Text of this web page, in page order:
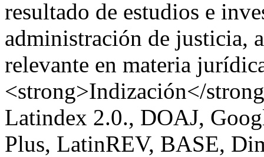
resultado de estudios e
administración de justicia,
relevante en materia
<strong>Indización</
Latindex 2.0., DOAJ,
Plus, LatinREV, BASE,